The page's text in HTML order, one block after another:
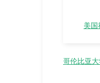
美国
哥伦比亚